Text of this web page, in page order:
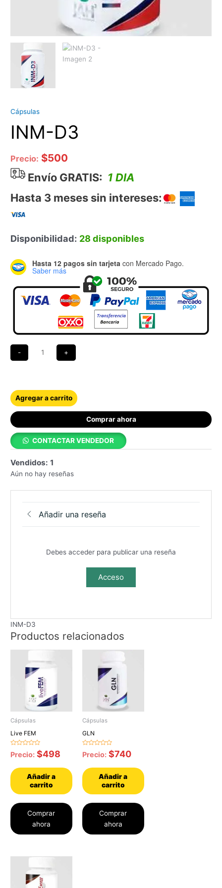
Cápsulas
INM-D3
Precio: $500
Envío GRATIS: 1 DIA
Hasta 3 meses sin intereses:
Disponibilidad: 28 disponibles
Hasta 12 pagos sin tarjeta con Mercado Pago.
Saber más
Agregar a carrito
Comprar ahora
CONTACTAR VENDEDOR
Vendidos: 1
Aún no hay reseñas
Añadir una reseña
Debes acceder para publicar una reseña
Acceso
INM-D3
Productos relacionados
Cápsulas
Live FEM
Valorado
con
5
Precio: $498
Añadir a
carrito
Comprar
ahora
Cápsulas
GLN
Valorado
con
5
Precio: $740
Añadir a
carrito
Comprar
ahora
de
precios: